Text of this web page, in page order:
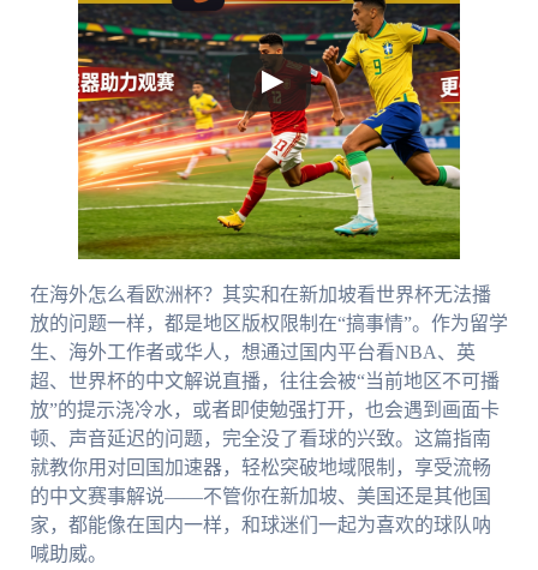
在海外怎么看欧洲杯？其实和在新加坡看世界杯无法播
放的问题一样，都是地区版权限制在“搞事情”。作为留学
生、海外工作者或华人，想通过国内平台看NBA、英
超、世界杯的中文解说直播，往往会被“当前地区不可播
放”的提示浇冷水，或者即使勉强打开，也会遇到画面卡
顿、声音延迟的问题，完全没了看球的兴致。这篇指南
就教你用对回国加速器，轻松突破地域限制，享受流畅
的中文赛事解说——不管你在新加坡、美国还是其他国
家，都能像在国内一样，和球迷们一起为喜欢的球队呐
喊助威。